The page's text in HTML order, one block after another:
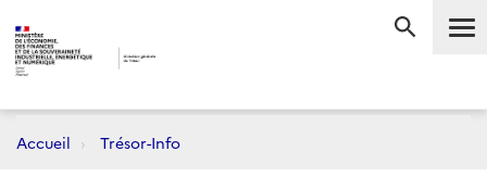
Accueil Trésor-Info